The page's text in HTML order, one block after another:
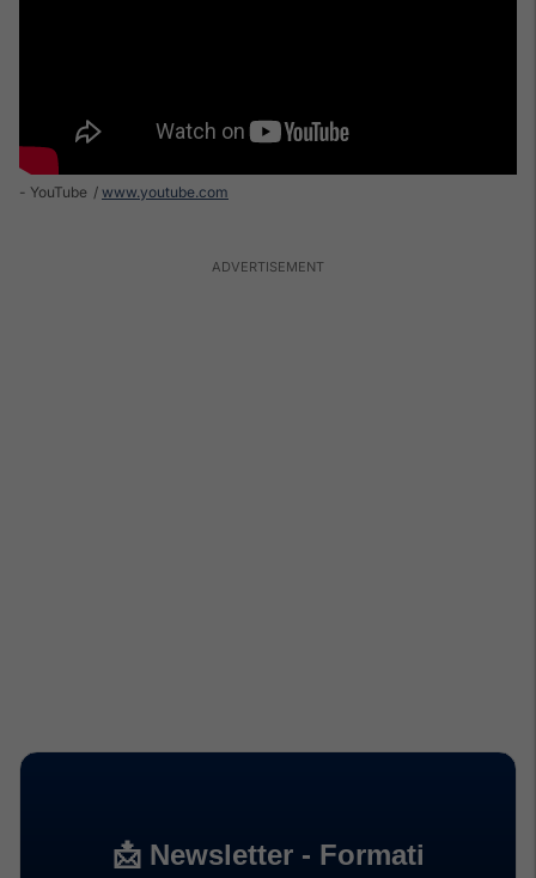
- YouTube www.youtube.com